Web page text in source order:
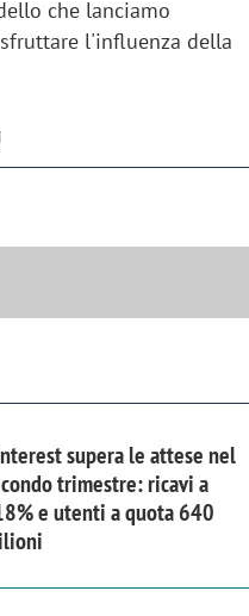
che lanciamo
l'influenza della
supera le attese nel
trimestre: ricavi a
e utenti a quota 640